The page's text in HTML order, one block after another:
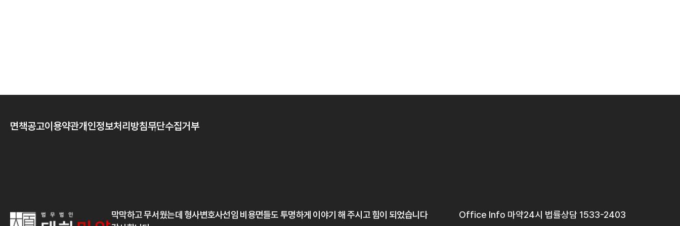
면책공고이용약관개인정보처리방침무단수집거부
막막하고 무서웠는데 형사변호사선임 비용면들도 투명하게 이야기 해 주시고 힘이 되었습니다
Office Info 마약24시 법률상담 1533-2403